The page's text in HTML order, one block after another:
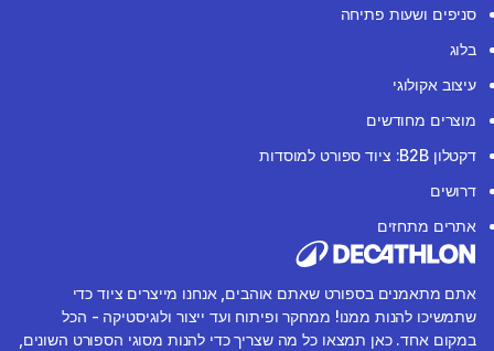
סניפים ושעות פתיחה
בלוג
עיצוב אקולוגי
מוצרים מחודשים
דקטלון B2B: ציוד ספורט למוסדות
דרושים
אתרים מתחזים
אתם מתאמנים בספורט שאתם אוהבים, אנחנו מייצרים ציוד כדי
שתמשיכו להנות ממנו! ממחקר ופיתוח ועד ייצור ולוגיסטיקה - הכל
במקום אחד. כאן תמצאו כל מה שצריך כדי להנות מסוגי הספורט השונים,